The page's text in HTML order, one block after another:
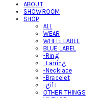
ABOUT
SHOWROOM
SHOP
ALL
WEAR
WHITE LABEL
BLUE LABEL
-Ring
-Earring
-Necklace
-Bracelet
-gift
OTHER THINGS